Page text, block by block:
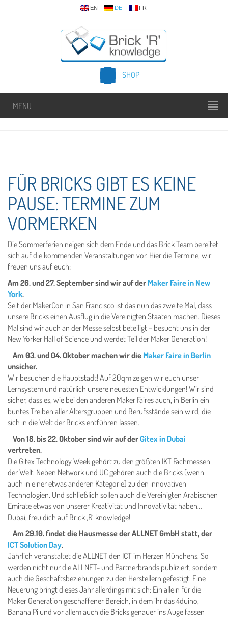
EN DE FR
SHOP
MENU
FÜR BRICKS GIBT ES KEINE
PAUSE: TERMINE ZUM
VORMERKEN
Die Sommerferien neigen sich dem Ende und das Brick Team bereitet
sich auf die kommenden Veranstaltungen vor. Hier die Termine, wir
freuen uns auf euch:
Am 26. und 27. September sind wir auf der Maker Faire in New
York.
Seit der MakerCon in San Francisco ist das nun das zweite Mal, dass
unsere Bricks einen Ausflug in die Vereinigten Staaten machen. Dieses
Mal sind wir auch an der Messe selbst beteiligt – besucht uns in der
New Yorker Hall of Science und werdet Teil der Maker Generation!
Am 03. und 04. Oktober machen wir die Maker Faire in Berlin
unsicher.
Wir besuchen die Hauptstadt! Auf 20qm zeigen wir euch unser
Lernsystem und natürlich unsere neuesten Entwicklungen! Wir sind
sicher, dass es, wie bei den anderen Maker Faires auch, in Berlin ein
buntes Treiben aller Altersgruppen und Berufsstände sein wird, die
sich in die Welt der Bricks entführen lassen.
Von 18. bis 22. Oktober sind wir auf derGitex in Dubai
vertreten.
Die Gitex Technology Week gehört zu den größten IKT Fachmessen
der Welt. Neben Network und UC gehören auch die Bricks (wenn
auch in einer etwas anderen Kategorie) zu den innovativen
Technologien. Und schließlich sollen auch die Vereinigten Arabischen
Emirate etwas von unserer Kreativität und Innovativität haben…
Dubai, freu dich auf Brick ‚R‘ knowledge!
Am 29.10. findet die Hausmesse der ALLNET GmbH statt, der
ICT Solution Day.
Jährlich veranstaltet die ALLNET den ICT im Herzen Münchens. So
werden nicht nur die ALLNET- und Partnerbrands publiziert, sondern
auch die Geschäftsbeziehungen zu den Herstellern gefestigt. Eine
Neuerung bringt dieses Jahr allerdings mit sich: Ein allein für die
Maker Generation geschaffener Bereich, in dem ihr das 4duino,
Banana Pi und vor allem auch die Bricks genauer ins Auge fassen